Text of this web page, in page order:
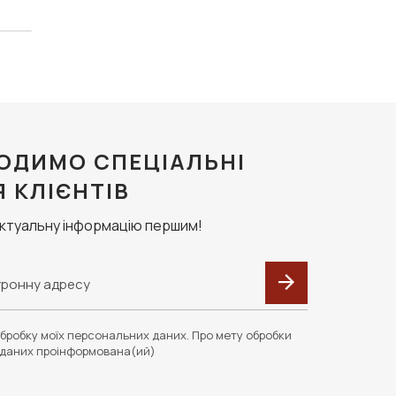
СПЕЦІАЛЬНІ
КЛІЄНТІВ
інформацію першим!
моїх персональних даних. Про мету обробки
проінформована(ий)